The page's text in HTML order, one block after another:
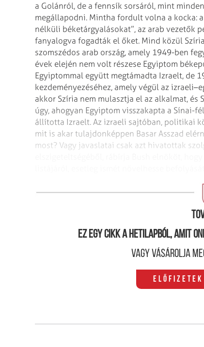
a Golánról, de a fennsík sorsáról, mint
megállapodni. Mintha fordult volna a kocka:
nélküli béketárgyalásokat”, az arab vezetők
fanyalogva fogadták el őket. Mind közül
szomszédos arab ország, amely 1949-ben
évek elején nem volt részese Egyiptom
Egyiptommal együtt megtámadta Izraelt, de
kezdeményezéséhez, amely végül az
akkor Szíria nem mulasztja el az alkalmat, és
úgy, ahogyan Egyiptom visszakapta a Sínai-
állította Izraelt. Az izraeli sajtóban, politikai
mit is akar tulajdonképpen Basar Asszad
most? Vagy javaslatai csak azt hivatottak
Basar Asszad
Ez egy cikk a hetilapból, amit
Vagy vásárolja
Előfizetek